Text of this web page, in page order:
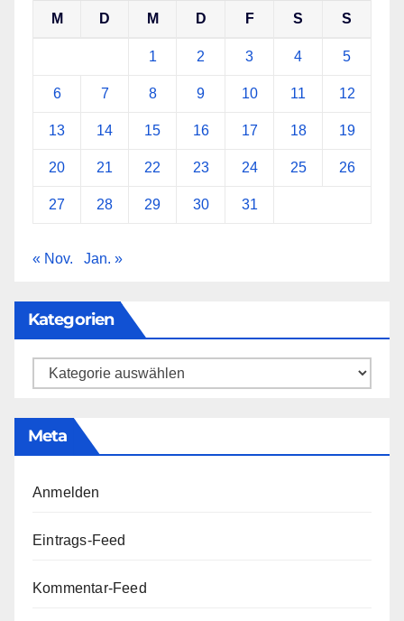
M D M D F S S
1 2 3 4 5
6 7 8 9 10 11 12
13 14 15 16 17 18 19
20 21 22 23 24 25 26
27 28 29 30 31
« Nov. Jan. »
Kategorien
Kategorien
Meta
Anmelden
Eintrags-Feed
Kommentar-Feed